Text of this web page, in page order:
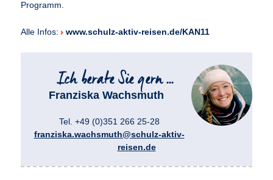
Programm.
Alle Infos: www.schulz-aktiv-reisen.de/KAN11
Franziska Wachsmuth
Tel. +49 (0)351 266 25-28
franziska.wachsmuth@schulz-aktiv-
reisen.de